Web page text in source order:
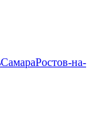
СамараРостов-на-